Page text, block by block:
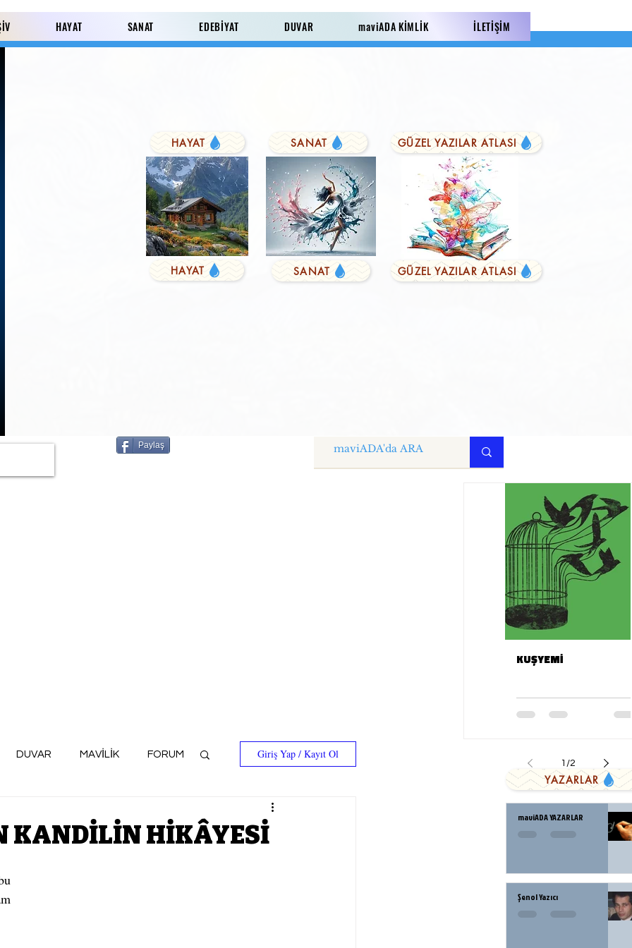
HAYAT SANAT EDEBİYAT DUVAR maviADA KİMLİK İLETİŞİM
Derviş'in Duası FARKLI YAZILAR
DUVAR MAVİLİK FORUM Giriş Yap / Kayıt Ol
KANDİLİN HİKÂYESİ
YAZARLAR
maviADA YAZARLAR
Şenol Yazıcı
KUŞYEMİ
1 /2
Paylaş
Paylaş
HAYAT
HAYAT
SANAT
SANAT
GÜZEL YAZILAR ATLASI
GÜZEL YAZILAR ATLASI